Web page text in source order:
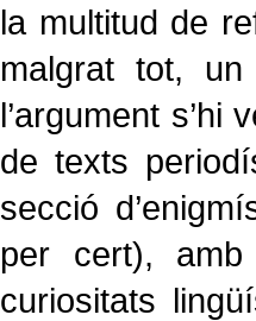
la multitud de
malgrat tot,
l’argument
de texts
secció
per cert),
curiositats